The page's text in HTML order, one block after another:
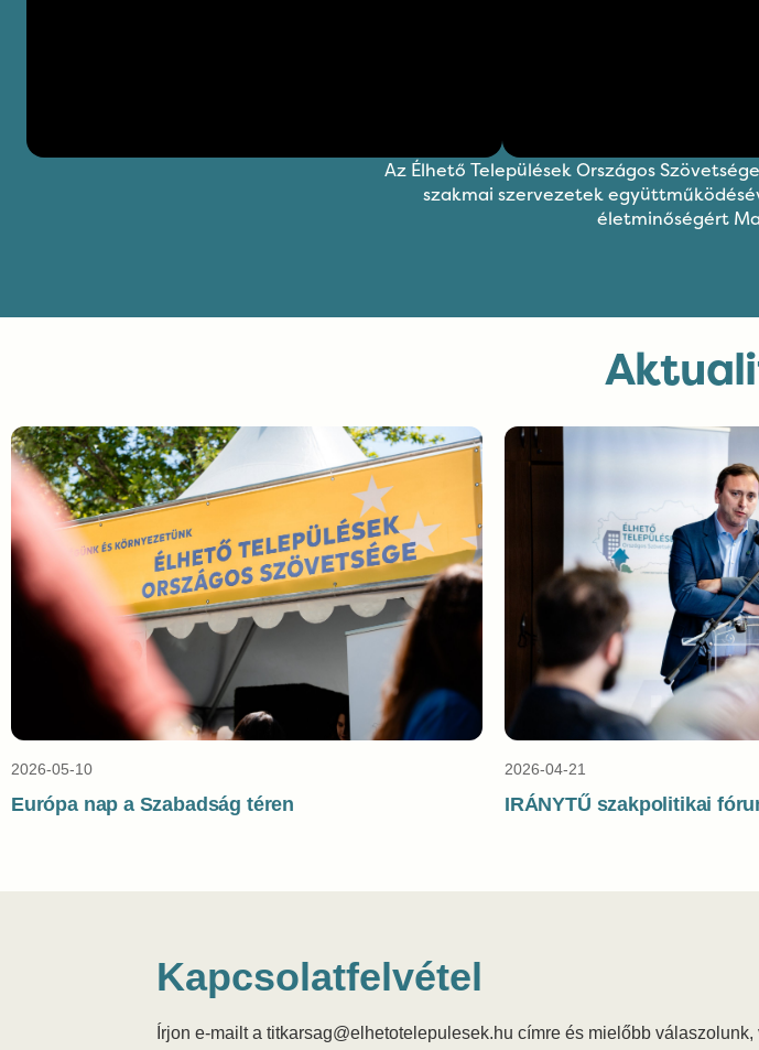
Az Élhető Települések Országos
szakmai szervezetek
életminőségért
2026-05-10
Európa nap a Szabadság téren
2026-04-21
IRÁNYTŰ szakpolitikai
Kapcsolatfelvétel
Írjon e-mailt a titkarsag@elhetotelepulesek.hu címre és mielőbb válaszolunk,